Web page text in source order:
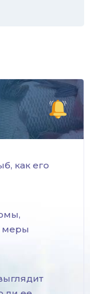
как его
меры